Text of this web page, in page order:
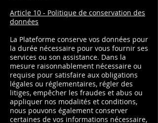
Article 10 - Politique de conservation des
données
La Plateforme conserve vos données pour
la durée nécessaire pour vous fournir ses
services ou son assistance. Dans la
mesure raisonnablement nécessaire ou
requise pour satisfaire aux obligations
légales ou réglementaires, régler des
litiges, empêcher les fraudes et abus ou
appliquer nos modalités et conditions,
nous pouvons également conserver
certaines de vos informations nécessaire,